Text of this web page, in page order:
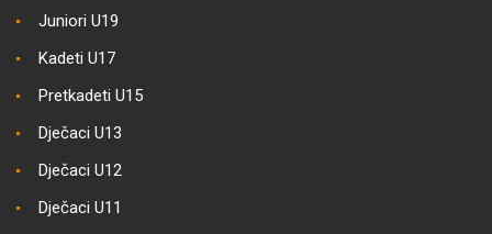
Juniori U19
Kadeti U17
Pretkadeti U15
Dječaci U13
Dječaci U12
Dječaci U11